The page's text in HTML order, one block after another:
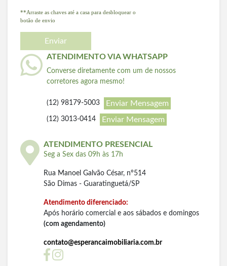
**Arraste as chaves até a casa para desbloquear o
botão de envio
Enviar
ATENDIMENTO VIA WHATSAPP
Converse diretamente com um de nossos
corretores agora mesmo!
(12) 98179-5003 Enviar Mensagem
(12) 3013-0414 Enviar Mensagem
ATENDIMENTO PRESENCIAL
Seg a Sex das 09h às 17h
Rua Manoel Galvão César, nº514
São Dimas - Guaratinguetá/SP
Atendimento diferenciado:
Após horário comercial e aos sábados e domingos
(com agendamento)
contato@esperancaimobiliaria.com.br